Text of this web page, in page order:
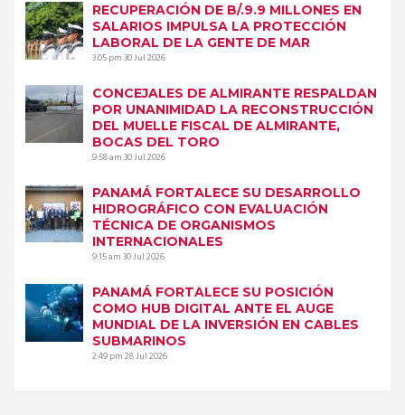
RECUPERACIÓN DE B/.9.9 MILLONES EN
SALARIOS IMPULSA LA PROTECCIÓN
LABORAL DE LA GENTE DE MAR
3:05 pm30 Jul 2026
CONCEJALES DE ALMIRANTE RESPALDAN
POR UNANIMIDAD LA RECONSTRUCCIÓN
DEL MUELLE FISCAL DE ALMIRANTE,
BOCAS DEL TORO
9:58 am30 Jul 2026
PANAMÁ FORTALECE SU DESARROLLO
HIDROGRÁFICO CON EVALUACIÓN
TÉCNICA DE ORGANISMOS
INTERNACIONALES
9:15 am30 Jul 2026
PANAMÁ FORTALECE SU POSICIÓN
COMO HUB DIGITAL ANTE EL AUGE
MUNDIAL DE LA INVERSIÓN EN CABLES
SUBMARINOS
2:49 pm28 Jul 2026